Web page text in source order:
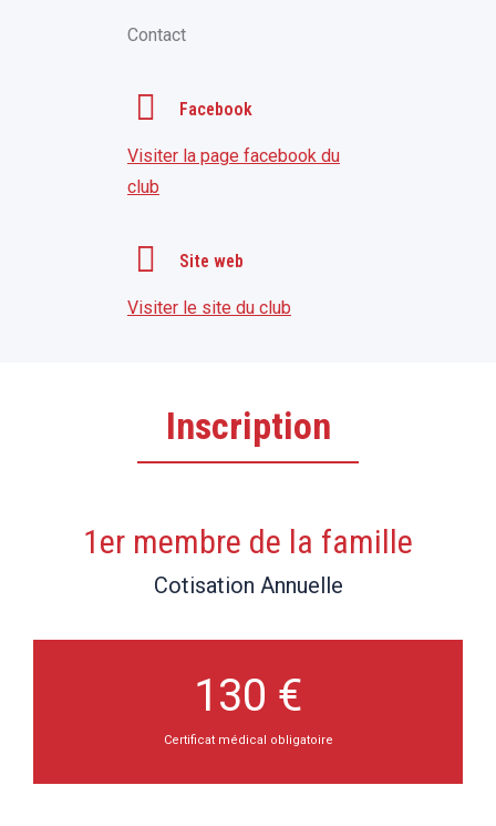
Contact
Facebook
Visiter la page facebook du
club
Site web
Visiter le site du club
Inscription
1er membre de la famille
Cotisation Annuelle
130 €
Certificat médical obligatoire